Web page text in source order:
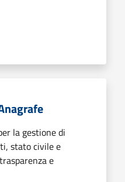
la gestione di
stato civile e
e